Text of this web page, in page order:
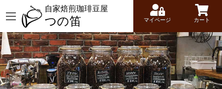
自家焙煎珈琲豆屋
つの笛 マイページ カート